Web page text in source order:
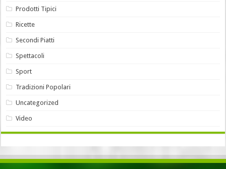
Prodotti Tipici
Ricette
Secondi Piatti
Spettacoli
Sport
Tradizioni Popolari
Uncategorized
Video